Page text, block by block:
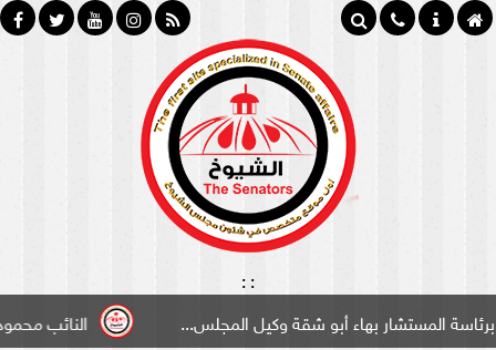
:
:
النائب محمود
بهاء أبو شقة وكيل المجلس...